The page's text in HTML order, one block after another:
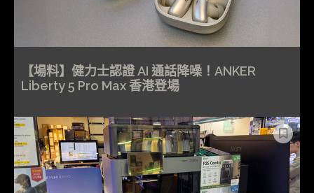
【場料】健力士認證 AI 通話降噪！ANKER
Liberty 5 Pro Max 香港登場